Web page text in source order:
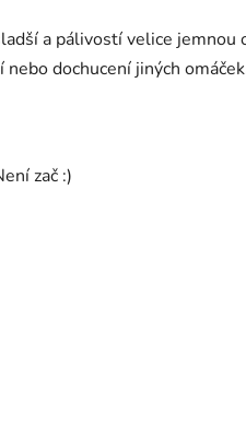
a pálivostí velice jemnou
dochucení jiných
zač :)